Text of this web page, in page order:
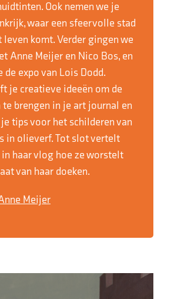
Ook nemen we je
waar een sfeervolle stad
komt. Verder gingen we
Anne Meijer en Nico Bos, en
de expo van Lois Dodd.
je creatieve ideeën om de
brengen in je art journal en
tips voor het schilderen van
in olieverf. Tot slot vertelt
haar vlog hoe ze worstelt
van haar doeken.
Meijer